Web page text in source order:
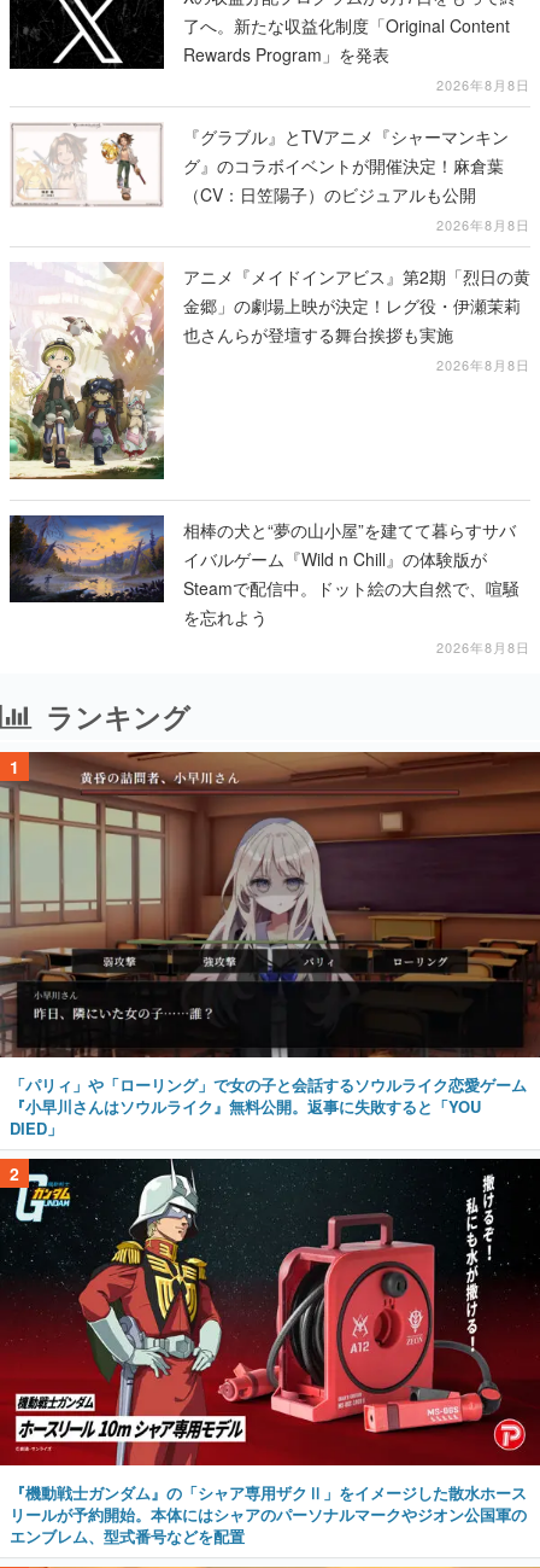
了へ。新たな収益化制度「Original Content
Rewards Program」を発表
2026年8月8日
『グラブル』とTVアニメ『シャーマンキン
グ』のコラボイベントが開催決定！麻倉葉
（CV：日笠陽子）のビジュアルも公開
2026年8月8日
アニメ『メイドインアビス』第2期「烈日の黄
金郷」の劇場上映が決定！レグ役・伊瀬茉莉
也さんらが登壇する舞台挨拶も実施
2026年8月8日
相棒の犬と“夢の山小屋”を建てて暮らすサバ
イバルゲーム『Wild n Chill』の体験版が
Steamで配信中。ドット絵の大自然で、喧騒
を忘れよう
2026年8月8日
ランキング
1
「パリィ」や「ローリング」で女の子と会話するソウルライク恋愛ゲーム
『小早川さんはソウルライク』無料公開。返事に失敗すると「YOU
DIED」
2
『機動戦士ガンダム』の「シャア専用ザクⅡ」をイメージした散水ホース
リールが予約開始。本体にはシャアのパーソナルマークやジオン公国軍の
エンブレム、型式番号などを配置